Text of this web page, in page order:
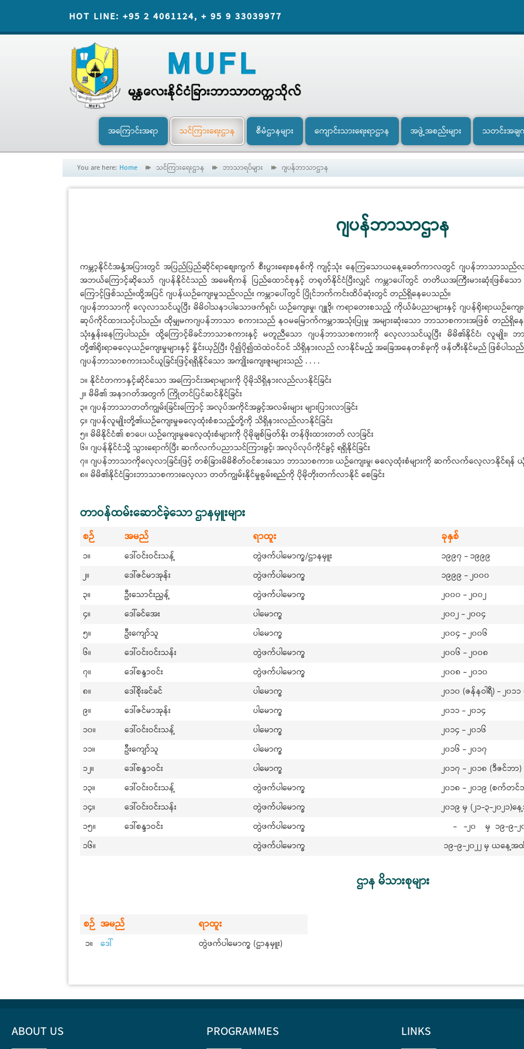
HOT LINE: +95 2 4061124, + 95 9 33039977
အကြောင်းအရာ သင်ကြားရေးဌာန စီမံဌာနများ ကျောင်းသားရေးရာဌာန အဖွဲ့အစည်းများ သတင်းအခ
You are here: Home သင်ကြားရေးဌာန ဘာသာရပ်များ ဂျပန်ဘာသာဌာန
ဂျပန်ဘာသာဌာန
ကမ္ဘာ့နိုင်ငံအနှံ့အပြားတွင် အပြည်ပြည်ဆိုင်ရာစျေးကွက် စီးပွားရေးစနစ်ကို ကျင့်သုံး နေကြသောယနေ့ခေတ်ကာလတွင် ဂျပန်ဘာသာသည်
အဘယ်ကြောင့်ဆိုသော် ဂျပန်နိုင်ငံသည် အမေရိကန် ပြည်ထောင်စုနှင့် တရုတ်နိုင်ငံပြီးလျှင် ကမ္ဘာပေါ်တွင် တတိယအကြီးမားဆုံးဖြစ်သော
ကြောင့်ဖြစ်သည်။ထို့အပြင် ဂျပန်ယဉ်ကျေးမှုသည်လည်း ကမ္ဘာပေါ်တွင် ပြိုင်ဘက်ကင်းထိပ်ဆုံးတွင် တည်ရှိနေပေသည်။
ဂျပန်ဘာသာကို လေ့လာသင်ယူပြီး မိမိဝါသနာပါသောဖက်ရှင်၊ ယဉ်ကျေးမှု၊ ဂျူဒို၊ ကရာတေးစသည့် ကိုယ်ခံပညာများနှင့် ဂျပန်ရိုးရာယဉ်
ဆုပ်ကိုင်ထားသင့်ပါသည်။ ထိုမျှမကဂျပန်ဘာသာ စကားသည် နဝမမြောက်ကမ္ဘာအသုံးပြုမှု အများဆုံးသော ဘာသာစကားအဖြစ် တည်ရှိနေပ
သုံးနှုန်းနေကြပါသည်။ ထို့ကြောင့်မိခင်ဘာသာစကားနှင့် မတူညီသော ဂျပန်ဘာသာစကားကို လေ့လာသင်ယူပြီး မိမိ၏နိုင်ငံ၊ လူမျိုး၊ ဘာ
တို့၏ရိုးရာဓလေ့ယဉ်ကျေးမှုများနှင့် နှိုင်းယှဉ်ပြီး ပို၍ပို၍ထဲထဲဝင်ဝင် သိရှိနားလည် လာနိုင်မည့် အခြေအနေတစ်ခုကို ဖန်တီးနိုင်မည် ဖြစ်ပါသည်
ဂျပန်ဘာသာစကားသင်ယူခြင်းဖြင့်ရရှိနိုင်သော အကျိုးကျေးဇူးများသည် . . . .
၁။ နိုင်ငံတကာနှင့်ဆိုင်သော အကြောင်းအရာများကို ပိုမိုသိရှိနားလည်လာနိုင်ခြင်း
၂။ မိမိ၏ အနာဂတ်အတွက် ကြိုတင်ပြင်ဆင်နိုင်ခြင်း
၃။ ဂျပန်ဘာသာတတ်ကျွမ်းခြင်းကြောင့် အလုပ်အကိုင်အခွင့်အလမ်းများ များပြားလာခြင်း
၄။ ဂျပန်လူမျိုးတို့၏ယဉ်ကျေးမှုဓလေ့ထုံးစံစသည့်တို့ကို သိရှိနားလည်လာနိုင်ခြင်း
၅။ မိမိနိုင်ငံ၏ စာပေ၊ ယဉ်ကျေးမှုဓလေ့ထုံးစံများကို ပိုမိုချစ်မြတ်နိုး တန်ဖိုးထားတတ် လာခြင်း
၆။ ဂျပန်နိုင်ငံသို့ သွားရောက်ပြီး ဆက်လက်ပညာသင်ကြားခွင့်၊ အလုပ်လုပ်ကိုင်ခွင့် ရရှိနိုင်ခြင်း
၇။ ဂျပန်ဘာသာကိုလေ့လာခြင်းဖြင့် တစ်ခြားမိမိစိတ်ဝင်စားသော ဘာသာစကား၊ ယဉ်ကျေးမှု၊ ဓလေ့ထုံးစံများကို ဆက်လက်လေ့လာနိုင်ရန်
၈။ မိမိ၏နိုင်ငံခြားဘာသာစကားလေ့လာ တတ်ကျွမ်းနိုင်မှုစွမ်းရည်ကို ပိုမိုတိုးတက်လာနိုင် စေခြင်း
တာဝန်ထမ်းဆောင်ခဲ့သော ဌာနမှူးများ
စဉ် အမည် ရာထူး ခုနှစ်
၁။ ဒေါ်ဝင်းဝင်းသန့် တွဲဖက်ပါမောက္ခ/ဌာနမှူး
၁၉၉၇ - ၁၉၉၉
၂။
ဒေါ်ဇင်မာအုန်း တွဲဖက်ပါမောက္ခ
၁၉၉၉ - ၂၀၀၀
၃။
ဦးသောင်းညွန့် တွဲဖက်ပါမောက္ခ
၂၀၀၀ - ၂၀၀၂
၄။
ဒေါ်ခင်အေး ပါမောက္ခ
၂၀၀၂ - ၂၀၀၄
၅။
ဦးကျော်သူ ပါမောက္ခ
၂၀၀၄ - ၂၀၀၆
၆။
ဒေါ်ဝင်းဝင်းသန်း တွဲဖက်ပါမောက္ခ
၂၀၀၆ - ၂၀၀၈
၇။
ဒေါ်စန္ဒာဝင်း တွဲဖက်ပါမောက္ခ
၂၀၀၈ - ၂၀၁၀
၈။
ဒေါ်စိုးခင်ခင် ပါမောက္ခ
၂၀၁၀ (ဇန်နဝါရီ) - ၂၀၁
၉။
ဒေါ်ဇင်မာအုန်း ပါမောက္ခ
၂၀၁၁ - ၂၀၁၄
၁၀။
ဒေါ်ဝင်းဝင်းသန့် ပါမောက္ခ
၂၀၁၄ - ၂၀၁၆
၁၁။
ဦးကျော်သူ ပါမောက္ခ
၂၀၁၆ - ၂၀၁၇
၁၂။
ဒေါ်စန္ဒာဝင်း ပါမောက္ခ
၂၀၁၇ - ၂၀၁၈ (ဒီဇင်ဘာ)
၁၃။
ဒေါ်ဝင်းဝင်းသန့် တွဲဖက်ပါမောက္ခ
၂၀၁၈ - ၂၀၁၉ (စက်တင်
၁၄။
ဒေါ်ဝင်းဝင်းသန်း တွဲဖက်ပါမောက္ခ
၂၀၁၉ မှ (၂၁-၃-၂၀၂၁)
၁၅။
ဒေါ်စန္ဒာဝင်း တွဲဖက်ပါမောက္ခ
- -၂၀ မှ ၁၉-၉-၂
၁၆။
တွဲဖက်ပါမောက္ခ ၁၉-၉-၂၀၂၂ မှ
ဌာန မိသားစုများ
စဉ် အမည် ရာထူး
၁။ ဒေါ် တွဲဖက်ပါမောက္ခ (ဌာနမှူး)
ABOUT US PROGRAMMES LINKS